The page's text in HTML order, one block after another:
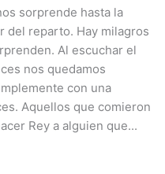
sorprende hasta la
del reparto. Hay milagros
Al escuchar el
nos quedamos
con una
Aquellos que comieron
Rey a alguien que...